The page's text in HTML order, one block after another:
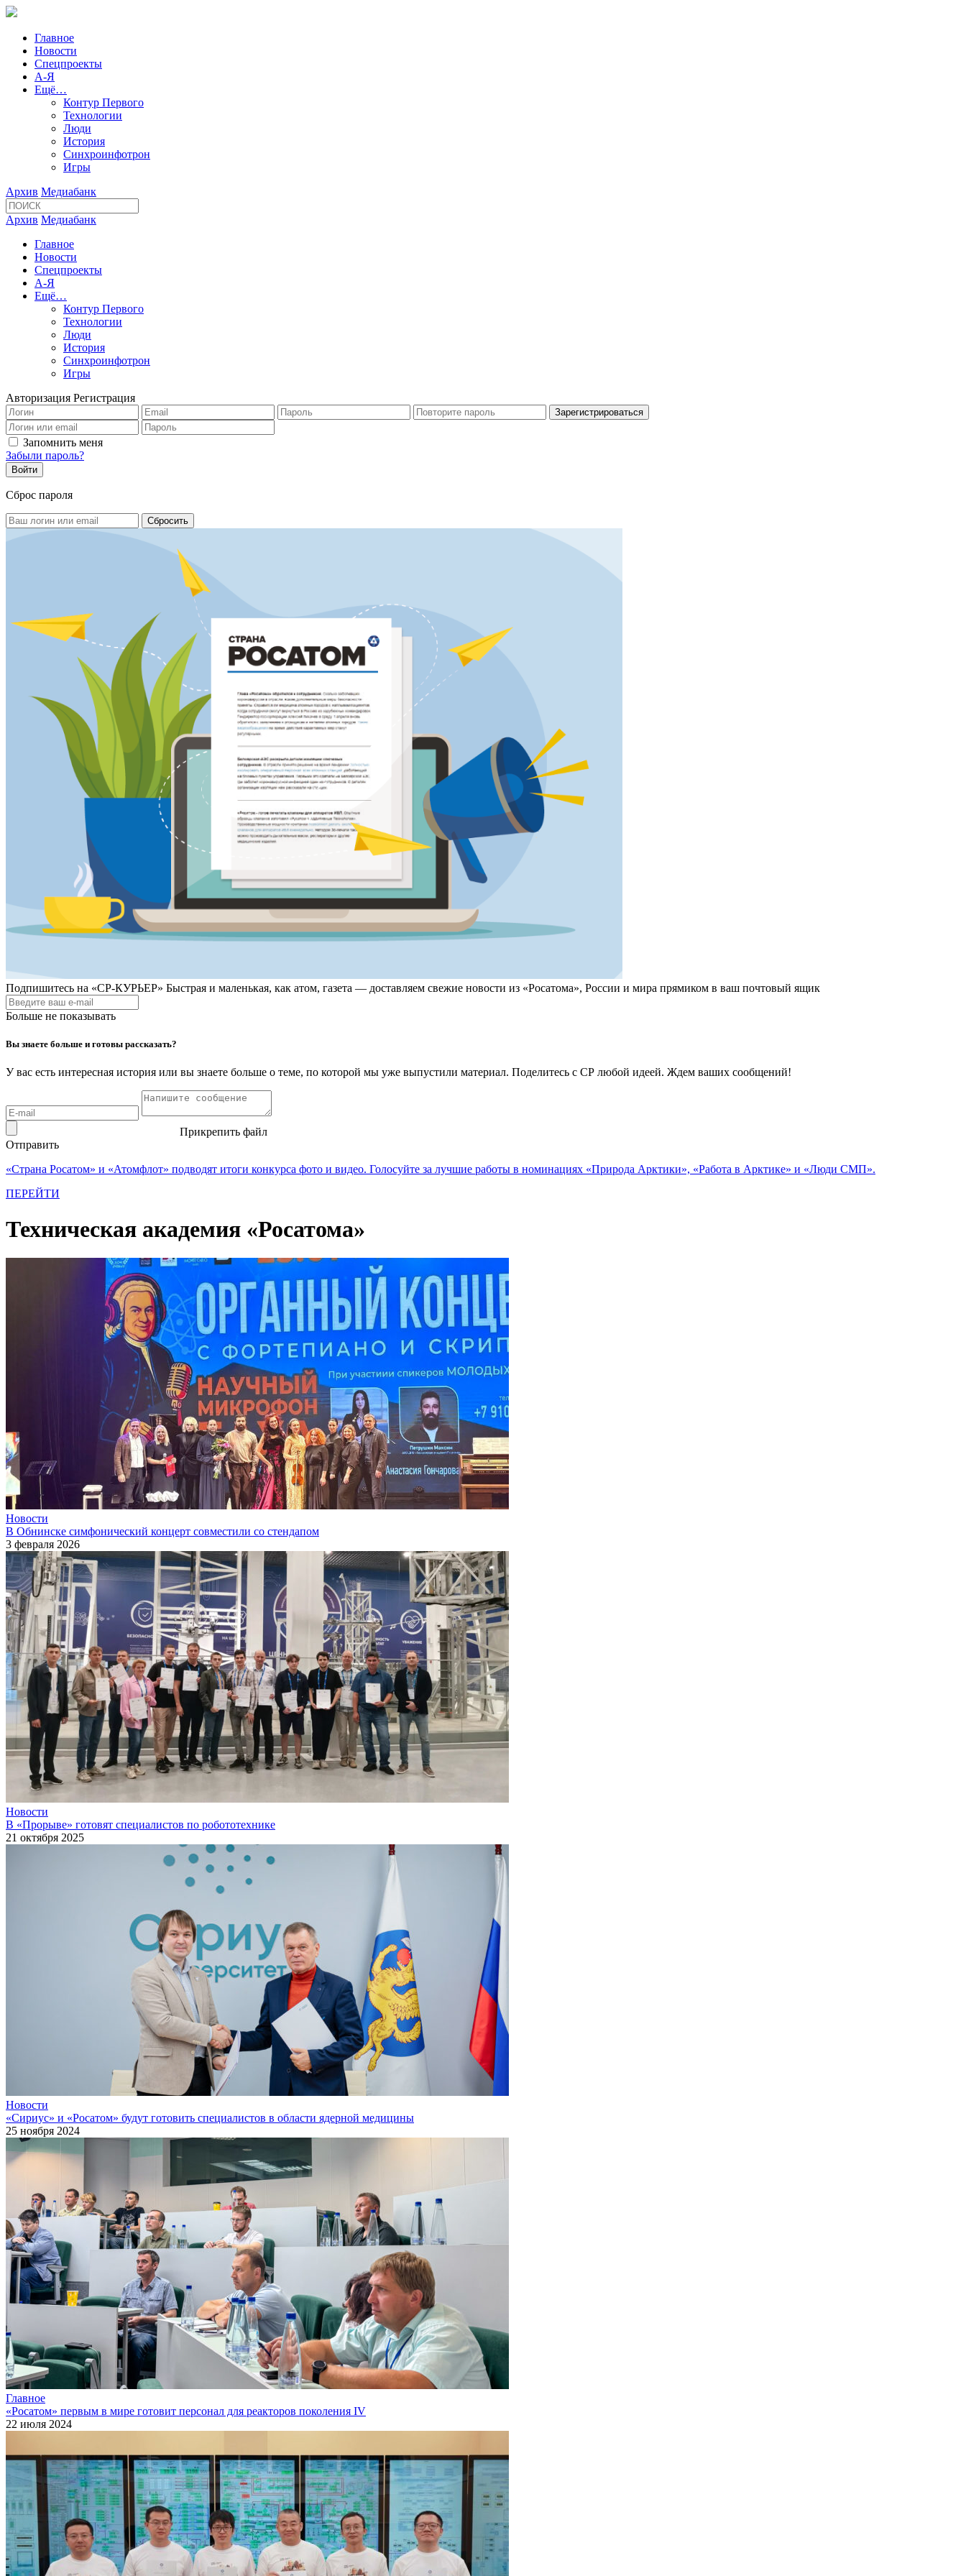
Главное
Новости
Спецпроекты
А-Я
Ещё…
Контур Первого
Технологии
Люди
История
Синхроинфотрон
Игры
Архив Медиабанк
Архив Медиабанк
Главное
Новости
Спецпроекты
А-Я
Ещё…
Контур Первого
Технологии
Люди
История
Синхроинфотрон
Игры
Авторизация Регистрация
Запомнить меня
Забыли пароль?
Сброс пароля
Подпишитесь на «СР-КУРЬЕР» Быстрая и маленькая, как атом, газета — доставляем свежие новости из «Росатома», России и мира прямиком в ваш почтовый ящик
Больше не показывать
Вы знаете больше и готовы рассказать?
У вас есть интересная история или вы знаете больше о теме, по которой мы уже выпустили материал. Поделитесь с СР любой идеей. Ждем ваших сообщений!
Прикрепить файл
Отправить
«Страна Росатом» и «Атомфлот» подводят итоги конкурса фото и видео. Голосуйте за лучшие работы в номинациях «Природа Арктики», «Работа в Арктике» и «Люди СМП».
ПЕРЕЙТИ
Техническая академия «Росатома»
Новости
В Обнинске симфонический концерт совместили со стендапом
3 февраля 2026
Новости
В «Прорыве» готовят специалистов по робототехнике
21 октября 2025
Новости
«Сириус» и «Росатом» будут готовить специалистов в области ядерной медицины
25 ноября 2024
Главное
«Росатом» первым в мире готовит персонал для реакторов поколения IV
22 июля 2024